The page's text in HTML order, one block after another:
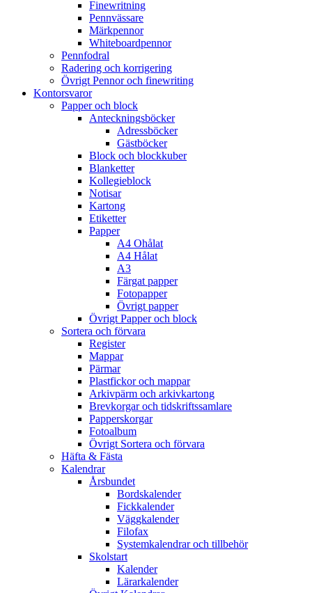
Finewritning
Pennvässare
Märkpennor
Whiteboardpennor
Pennfodral
Radering och korrigering
Övrigt Pennor och finewriting
Kontorsvaror
Papper och block
Anteckningsböcker
Adressböcker
Gästböcker
Block och blockkuber
Blanketter
Kollegieblock
Notisar
Kartong
Etiketter
Papper
A4 Ohålat
A4 Hålat
A3
Färgat papper
Fotopapper
Övrigt papper
Övrigt Papper och block
Sortera och förvara
Register
Mappar
Pärmar
Plastfickor och mappar
Arkivpärm och arkivkartong
Brevkorgar och tidskriftssamlare
Papperskorgar
Fotoalbum
Övrigt Sortera och förvara
Häfta & Fästa
Kalendrar
Årsbundet
Bordskalender
Fickkalender
Väggkalender
Filofax
Systemkalendrar och tillbehör
Skolstart
Kalender
Lärarkalender